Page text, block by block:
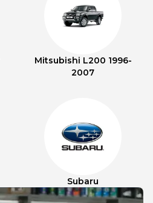
Mitsubishi L200 1996-
2007
Subaru